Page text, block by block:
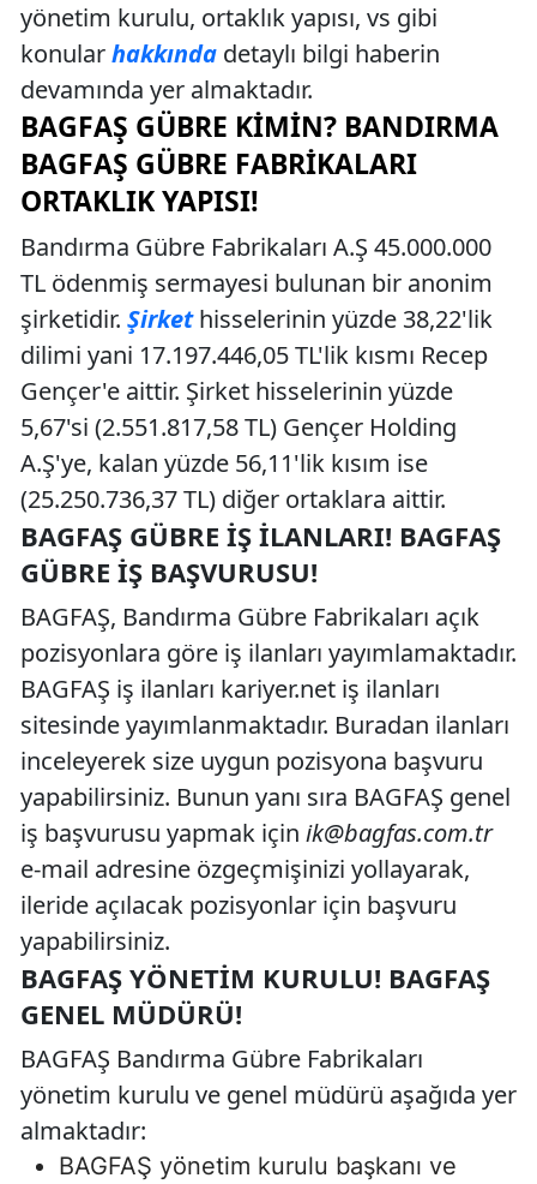
yönetim kurulu, ortaklık yapısı, vs gibi
konularhakkında detaylı bilgi haberin
devamında yer almaktadır.
BAGFAŞ GÜBRE KIMIN? BANDIRMA
BAGFAŞ GÜBRE FABRIKALARI
ORTAKLIK YAPISI!
Bandırma Gübre Fabrikaları A.Ş 45.000.000
TL ödenmiş sermayesi bulunan bir anonim
şirketidir. Şirkethisselerinin yüzde 38,22'lik
dilimi yani 17.197.446,05 TL'lik kısmı Recep
Gençer'e aittir. Şirket hisselerinin yüzde
5,67'si (2.551.817,58 TL) Gençer Holding
A.Ş'ye, kalan yüzde 56,11'lik kısım ise
(25.250.736,37 TL) diğer ortaklara aittir.
BAGFAŞ GÜBRE İŞ İLANLARI! BAGFAŞ
GÜBRE İŞ BAŞVURUSU!
BAGFAŞ, Bandırma Gübre Fabrikaları açık
pozisyonlara göre iş ilanları yayımlamaktadır.
BAGFAŞ iş ilanları kariyer.net iş ilanları
sitesinde yayımlanmaktadır. Buradan ilanları
inceleyerek size uygun pozisyona başvuru
yapabilirsiniz. Bunun yanı sıra BAGFAŞ genel
iş başvurusu yapmak için ik@bagfas.com.tr
e-mail adresine özgeçmişinizi yollayarak,
ileride açılacak pozisyonlar için başvuru
yapabilirsiniz.
BAGFAŞ YÖNETIM KURULU! BAGFAŞ
GENEL MÜDÜRÜ!
BAGFAŞ Bandırma Gübre Fabrikaları
yönetim kurulu ve genel müdürü aşağıda yer
almaktadır:
BAGFAŞ yönetim kurulu başkanı ve